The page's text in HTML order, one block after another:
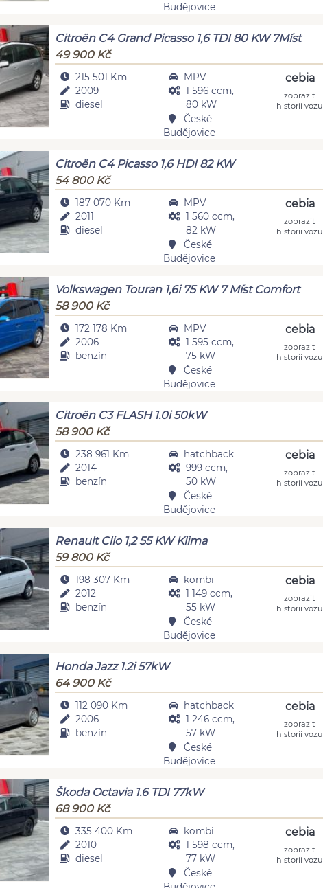
Budějovice
Citroën C4 Grand Picasso 1,6 TDI 80 KW 7Míst
49 900 Kč
215 501 Km
2009
diesel
MPV
1 596 ccm,
80 kW
České
Budějovice
cebia
zobrazit
historii vozu
Citroën C4 Picasso 1,6 HDI 82 KW
54 800 Kč
187 070 Km
2011
diesel
MPV
1 560 ccm,
82 kW
České
Budějovice
cebia
zobrazit
historii vozu
Volkswagen Touran 1,6i 75 KW 7 Míst Comfort
58 900 Kč
172 178 Km
2006
benzín
MPV
1 595 ccm,
75 kW
České
Budějovice
cebia
zobrazit
historii vozu
Citroën C3 FLASH 1.0i 50kW
58 900 Kč
238 961 Km
2014
benzín
hatchback
999 ccm,
50 kW
České
Budějovice
cebia
zobrazit
historii vozu
Renault Clio 1,2 55 KW Klima
59 800 Kč
198 307 Km
2012
benzín
kombi
1 149 ccm,
55 kW
České
Budějovice
cebia
zobrazit
historii vozu
Honda Jazz 1.2i 57kW
64 900 Kč
112 090 Km
2006
benzín
hatchback
1 246 ccm,
57 kW
České
Budějovice
cebia
zobrazit
historii vozu
Škoda Octavia 1.6 TDI 77kW
68 900 Kč
335 400 Km
2010
diesel
kombi
1 598 ccm,
77 kW
České
cebia
zobrazit
historii vozu